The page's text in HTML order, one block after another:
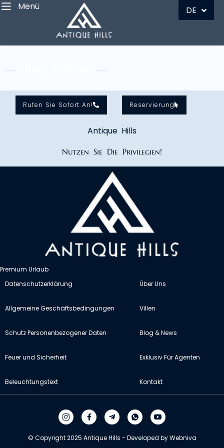
Menü DE
RU
Rufen Sie Sofort An! Reservierung
Antique Hills
Nutzen Sie Die Privilegien!
Premium Urlaub
Datenschutzerklärung
Allgemeine Geschäftsbedingungen
Schutz Personenbezogener Daten
Feuer und Sicherheit
Beleuchtungstext
Über Uns
Villen
Blog & News
Exklusiv Für Agenten
Kontakt
© Copyright 2025 Antique Hills - Developed by Webniva